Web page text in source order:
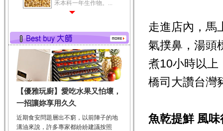
鯽魚裡所含的營養成分
有蛋白質、脂肪、磷...
鮪魚肚肉中的不飽和脂
肪酸內富含EPA和DH...
韭菜
韭菜所含的膳食纖維能
幫助消化與通便；揮...
冬瓜
冬瓜營養價值高，鈉含
豆豉
【優雅玩廚】愛吃水果又怕壞，
一招讓妳享用久久
近期食安問題層出不窮，以前陣子的地
溝油來說，許多專家都紛紛建議按照
走進店內，馬
氣撲鼻，湯頭
煮10小時以上
橋司大讚台灣
魚乾提鮮 風